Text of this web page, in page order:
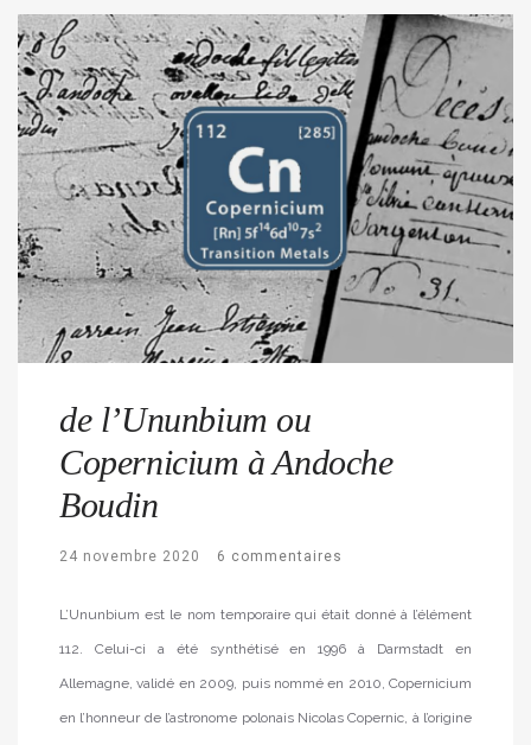
de l’Ununbium ou
Copernicium à Andoche
Boudin
24 novembre 2020 6 commentaires
L’Ununbium est le nom temporaire qui était donné à l’élément
112. Celui-ci a été synthétisé en 1996 à Darmstadt en
Allemagne, validé en 2009, puis nommé en 2010, Copernicium
en l’honneur de l’astronome polonais Nicolas Copernic, à l’origine